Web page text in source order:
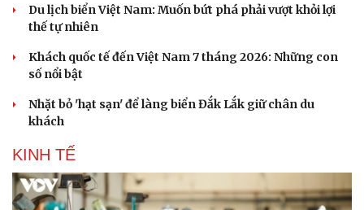
Văn hóa
Văn học
Âm nhạc
Giải trí
Thời trang
Du lịch biển Việt Nam: Muốn bứt phá phải vượt khỏi lợi
thế tự nhiên
Khách quốc tế đến Việt Nam 7 tháng 2026: Những con
số nổi bật
Nhặt bỏ 'hạt sạn' để làng biển Đắk Lắk giữ chân du
khách
KINH TẾ